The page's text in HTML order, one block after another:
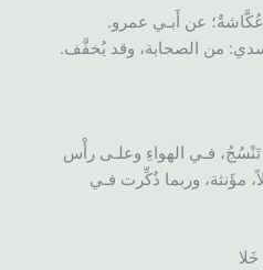
عُكَّاشةٌ؛ عن أَبـي عمرو.
من الصحابة، وقد يُخفَّف.
فـي الهواءِ وعلـى رأْس
مؤَنثة، وربما ذُكِّرت فـي